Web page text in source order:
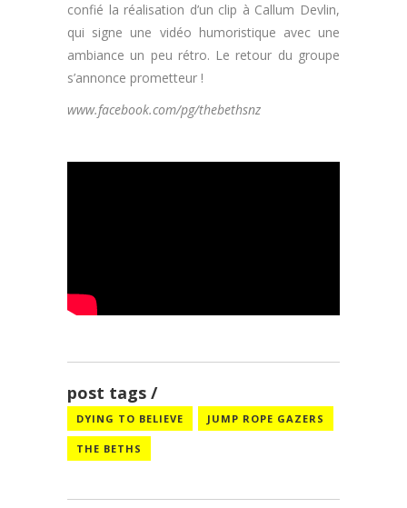
confié la réalisation d’un clip à Callum Devlin,
qui signe une vidéo humoristique avec une
ambiance un peu rétro. Le retour du groupe
s’annonce prometteur !
www.facebook.com/pg/thebethsnz
post tags
DYING TO BELIEVE JUMP ROPE GAZERS
THE BETHS